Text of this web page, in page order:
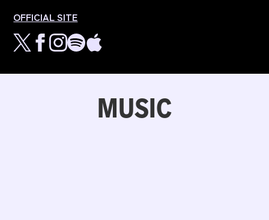
OFFICIAL SITE
MUSIC